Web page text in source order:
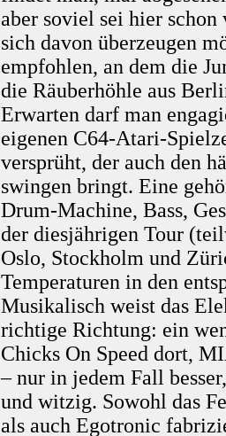
aber soviel sei hier
sich davon überzeugen
empfohlen, an dem die
die Räuberhöhle aus
Erwarten darf man
eigenen C64-Atari-
versprüht, der auch den
swingen bringt. Eine
Drum-Machine, Bass,
der diesjährigen Tour
Oslo, Stockholm und
Temperaturen in den
Musikalisch weist das
richtige Richtung: ein
Chicks On Speed dort,
– nur in jedem Fall
und witzig. Sowohl das
als auch Egotronic